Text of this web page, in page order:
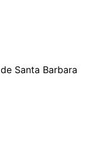
Santa Barbara